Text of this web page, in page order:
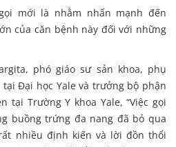
mới là nhằm nhấn mạnh đến
của căn bệnh này đối với những
phó giáo sư sản khoa, phụ
tại Đại học Yale và trưởng bộ phận
tại Trường Y khoa Yale, “Việc gọi
buồng trứng đa nang đã bỏ qua
nhiều định kiến ​​và lời đồn thổi